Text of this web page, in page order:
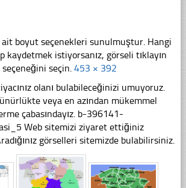
ait boyut seçenekleri sunulmuştur. Hangi
kaydetmek istiyorsanız, görseli tıklayın
seçin. 453 × 392
olanı bulabileceğinizi umuyoruz.
veya en azından mükemmel
çabasındayız. b-396141-
Web sitemizi ziyaret ettiğiniz
görselleri sitemizde bulabilirsiniz.